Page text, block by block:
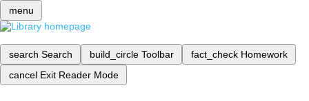
menu
search Search build_circle Toolbar fact_check Homework
cancel Exit Reader Mode